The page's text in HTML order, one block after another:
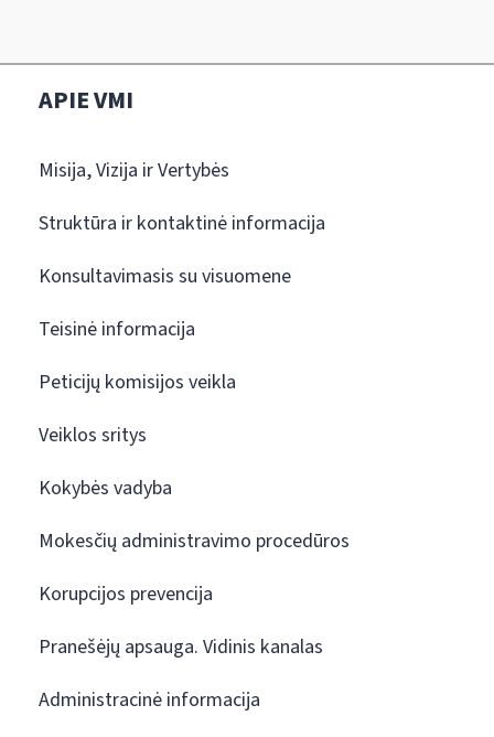
APIE VMI
Misija, Vizija ir Vertybės
Struktūra ir kontaktinė informacija
Konsultavimasis su visuomene
Teisinė informacija
Peticijų komisijos veikla
Veiklos sritys
Kokybės vadyba
Mokesčių administravimo procedūros
Korupcijos prevencija
Pranešėjų apsauga. Vidinis kanalas
Administracinė informacija